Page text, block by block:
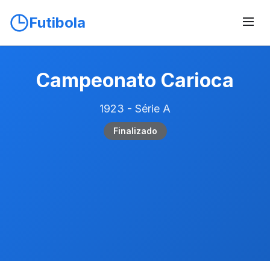
Futibola
Campeonato Carioca
1923 - Série A
Finalizado